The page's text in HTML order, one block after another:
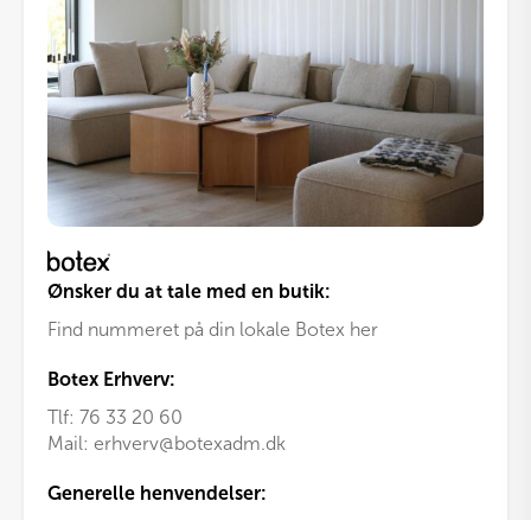
Ønsker du at tale med en butik:
Find nummeret på din lokale Botex her
Botex Erhverv:
Tlf: 76 33 20 60
Mail: erhverv@botexadm.dk
Generelle henvendelser: